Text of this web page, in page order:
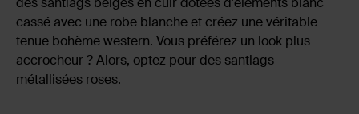
cassé avec une robe blanche et créez une véritable
tenue bohème western. Vous préférez un look plus
accrocheur ? Alors, optez pour des santiags
métallisées roses.